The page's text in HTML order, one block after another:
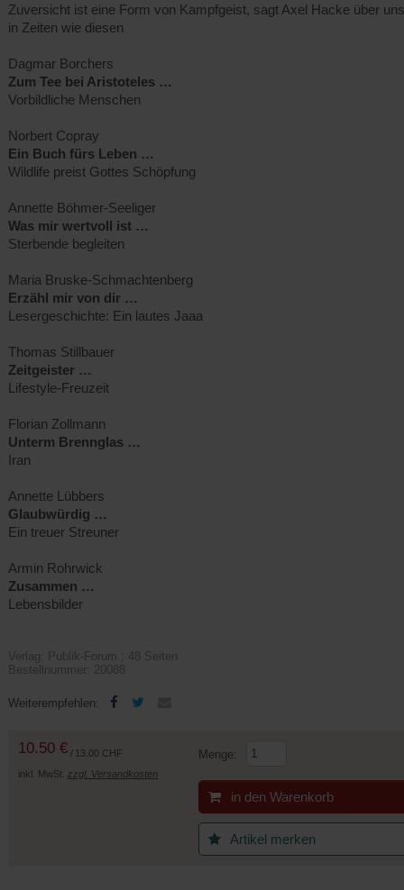
Zuversicht ist eine Form von Kampfgeist, sagt Axel Hacke über
in Zeiten wie diesen
Dagmar Borchers
Zum Tee bei Aristoteles …
Vorbildliche Menschen
Norbert Copray
Ein Buch fürs Leben …
Wildlife preist Gottes Schöpfung
Annette Böhmer-Seeliger
Was mir wertvoll ist …
Sterbende begleiten
Maria Bruske-Schmachtenberg
Erzähl mir von dir …
Lesergeschichte: Ein lautes Jaaa
Thomas Stillbauer
Zeitgeister …
Lifestyle-Freuzeit
Florian Zollmann
Unterm Brennglas …
Iran
Annette Lübbers
Glaubwürdig …
Ein treuer Streuner
Armin Rohrwick
Zusammen …
Lebensbilder
Verlag: Publik-Forum ; 48 Seiten
Bestellnummer: 20088
Weiterempfehlen:
(Öffnet
neuen
10.50 € / 13.00 CHF
inkl. MwSt. zzgl. Versandkosten
Menge:
in den Warenkorb
Artikel merken